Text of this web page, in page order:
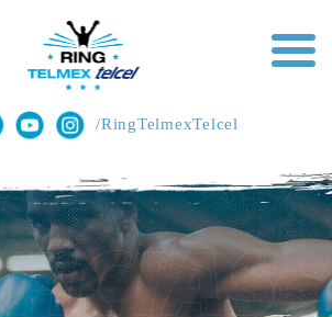
/RingTelmexTelcel